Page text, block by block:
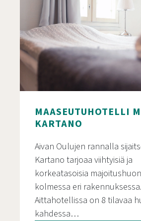
MAASEUTUHOTELLI
KARTANO
Aivan Oulujen rannalla
Kartano tarjoaa viihtyisiä ja
korkeatasoisia
kolmessa eri rakennuksessa.
Aittahotellissa on 8 tilavaa
kahdessa…